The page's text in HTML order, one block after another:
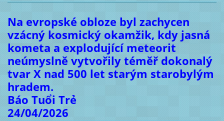
Na evropské obloze byl zachycen
vzácný kosmický okamžik, kdy jasná
kometa a explodující meteorit
neúmyslně vytvořily téměř dokonalý
tvar X nad 500 let starým starobylým
hradem.
Báo Tuổi Trẻ
24/04/2026